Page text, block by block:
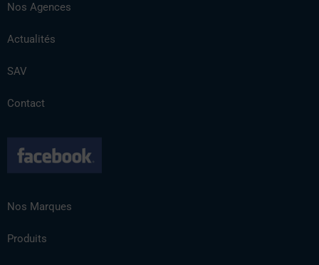
Nos Agences
Actualités
SAV
Contact
Nos Marques
Produits